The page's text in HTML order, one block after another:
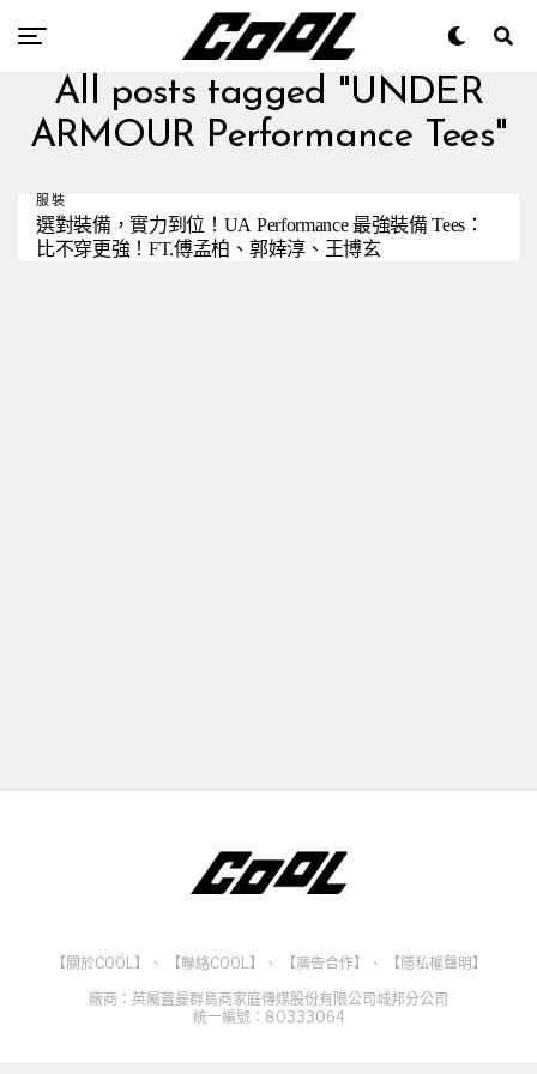
All posts tagged "UNDER
ARMOUR Performance Tees"
服裝
選對裝備，實力到位！UA Performance 最強裝備 Tees：
比不穿更強！FT.傅孟柏、郭婞淳、王博玄
【關於COOL】 、 【聯絡COOL】 、 【廣告合作】 、
【隱私權聲明】
廠商：英屬蓋曼群島商家庭傳媒股份有限公司城邦分公司
統一編號：80333064